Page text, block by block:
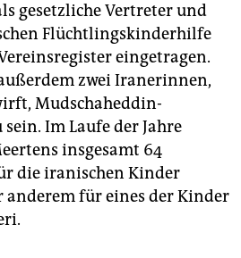
gesetzliche Vertreter und
Flüchtlingskinderhilfe
eingetragen.
zwei Iranerinnen,
Mudschaheddin-
Im Laufe der Jahre
insgesamt 64
die iranischen Kinder
für eines der Kinder